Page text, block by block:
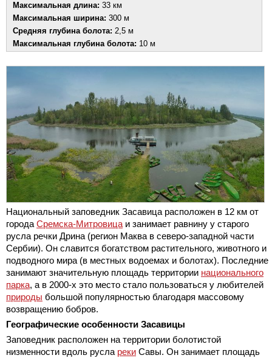
Максимальная длина: 33 км
Максимальная ширина: 300 м
Средняя глубина болота: 2,5 м
Максимальная глубина болота: 10 м
Национальный заповедник Засавица расположен в 12 км от
города Сремска-Митровица и занимает равнину у старого
русла речки Дрина (регион Маква в северо-западной части
Сербии). Он славится богатством растительного, животного и
подводного мира (в местных водоемах и болотах). Последние
занимают значительную площадь территории национального
парка, а в 2000-х это место стало пользоваться у любителей
природы большой популярностью благодаря массовому
возвращению бобров.
Географические особенности Засавицы
Заповедник расположен на территории болотистой
низменности вдоль русла реки Савы. Он занимает площадь